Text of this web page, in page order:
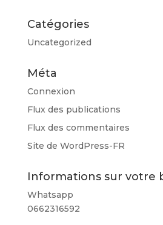
Catégories
Uncategorized
Méta
Connexion
Flux des publications
Flux des commentaires
Site de WordPress-FR
Informations sur votre
Whatsapp
0662316592